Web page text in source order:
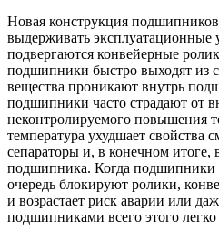
Новая конструкция
выдерживать эксплуатационные
подвергаются конвейерные
подшипники быстро выходят из
вещества проникают внутрь
подшипники часто страдают от
неконтролируемого повышения
температура ухудшает свойства
сепараторы и, в конечном итоге,
подшипника. Когда подшипники
очередь блокируют ролики,
и возрастает риск аварии или
подшипниками всего этого легко